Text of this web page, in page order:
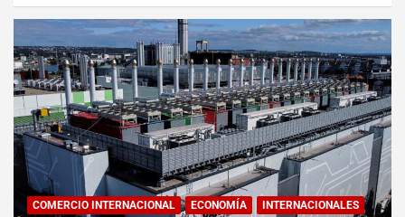
COMERCIO INTERNACIONAL ECONOMÍA
INTERNACIONALES